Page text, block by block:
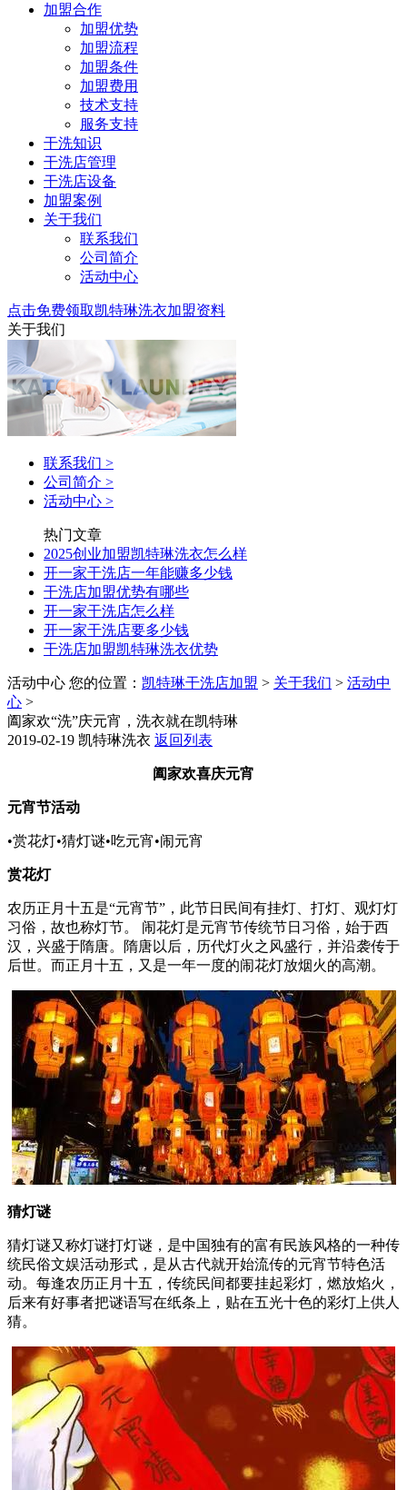
加盟合作
加盟优势
加盟流程
加盟条件
加盟费用
技术支持
服务支持
干洗知识
干洗店管理
干洗店设备
加盟案例
关于我们
联系我们
公司简介
活动中心
点击免费领取凯特琳洗衣加盟资料
关于我们
联系我们 >
公司简介 >
活动中心 >
热门文章
2025创业加盟凯特琳洗衣怎么样
开一家干洗店一年能赚多少钱
干洗店加盟优势有哪些
开一家干洗店怎么样
开一家干洗店要多少钱
干洗店加盟凯特琳洗衣优势
活动中心 您的位置： 凯特琳干洗店加盟 > 关于我们 > 活动中
心 >
阖家欢“洗”庆元宵，洗衣就在凯特琳
2019-02-19 凯特琳洗衣 返回列表
阖家欢喜庆元宵
元宵节活动
•赏花灯•猜灯谜•吃元宵•闹元宵
赏花灯
农历正月十五是“元宵节”，此节日民间有挂灯、打灯、观灯灯
习俗，故也称灯节。 闹花灯是元宵节传统节日习俗，始于西
汉，兴盛于隋唐。隋唐以后，历代灯火之风盛行，并沿袭传于
后世。而正月十五，又是一年一度的闹花灯放烟火的高潮。
猜灯谜
猜灯谜又称灯谜打灯谜，是中国独有的富有民族风格的一种传
统民俗文娱活动形式，是从古代就开始流传的元宵节特色活
动。每逢农历正月十五，传统民间都要挂起彩灯，燃放焰火，
后来有好事者把谜语写在纸条上，贴在五光十色的彩灯上供人
猜。